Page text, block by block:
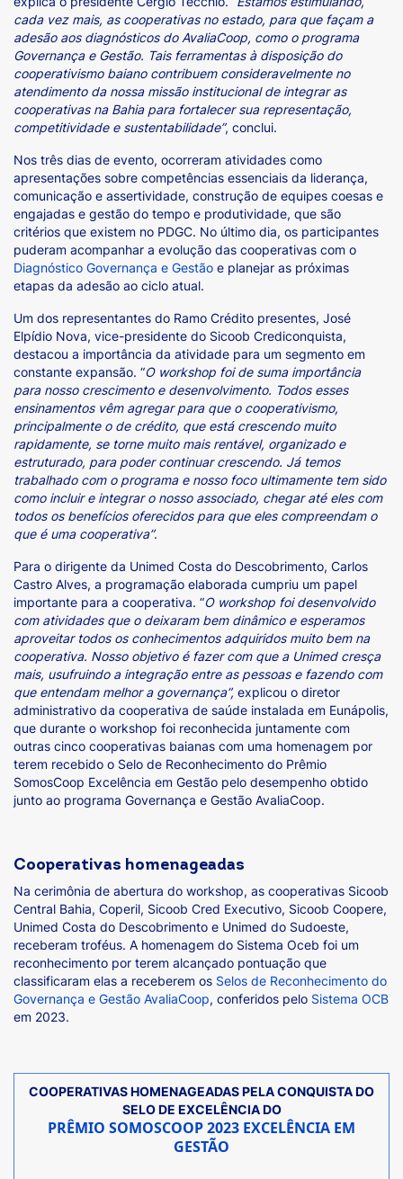
cada vez mais, as cooperativas no estado, para que façam a
adesão aos diagnósticos do AvaliaCoop, como o programa
Governança e Gestão. Tais ferramentas à disposição do
cooperativismo baiano contribuem consideravelmente no
atendimento da nossa missão institucional de integrar as
cooperativas na Bahia para fortalecer sua representação,
competitividade e sustentabilidade”, conclui.
Nos três dias de evento, ocorreram atividades como
apresentações sobre competências essenciais da liderança,
comunicação e assertividade, construção de equipes coesas e
engajadas e gestão do tempo e produtividade, que são
critérios que existem no PDGC. No último dia, os participantes
puderam acompanhar a evolução das cooperativas com o
Diagnóstico Governança e Gestão e planejar as próximas
etapas da adesão ao ciclo atual.
Um dos representantes do Ramo Crédito presentes, José
Elpídio Nova, vice-presidente do Sicoob Crediconquista,
destacou a importância da atividade para um segmento em
constante expansão. “O workshop foi de suma importância
para nosso crescimento e desenvolvimento. Todos esses
ensinamentos vêm agregar para que o cooperativismo,
principalmente o de crédito, que está crescendo muito
rapidamente, se torne muito mais rentável, organizado e
estruturado, para poder continuar crescendo. Já temos
trabalhado com o programa e nosso foco ultimamente tem sido
como incluir e integrar o nosso associado, chegar até eles com
todos os benefícios oferecidos para que eles compreendam o
que é uma cooperativa”.
Para o dirigente da Unimed Costa do Descobrimento, Carlos
Castro Alves, a programação elaborada cumpriu um papel
importante para a cooperativa. “O workshop foi desenvolvido
com atividades que o deixaram bem dinâmico e esperamos
aproveitar todos os conhecimentos adquiridos muito bem na
cooperativa. Nosso objetivo é fazer com que a Unimed cresça
mais, usufruindo a integração entre as pessoas e fazendo com
que entendam melhor a governança”, explicou o diretor
administrativo da cooperativa de saúde instalada em Eunápolis,
que durante o workshop foi reconhecida juntamente com
outras cinco cooperativas baianas com uma homenagem por
terem recebido o Selo de Reconhecimento do Prêmio
SomosCoop Excelência em Gestão pelo desempenho obtido
junto ao programa Governança e Gestão AvaliaCoop.
Cooperativas homenageadas
Na cerimônia de abertura do workshop, as cooperativas Sicoob
Central Bahia, Coperil, Sicoob Cred Executivo, Sicoob Coopere,
Unimed Costa do Descobrimento e Unimed do Sudoeste,
receberam troféus. A homenagem do Sistema Oceb foi um
reconhecimento por terem alcançado pontuação que
classificaram elas a receberem os Selos de Reconhecimento do
Governança e Gestão AvaliaCoop, conferidos pelo Sistema OCB
em 2023.
COOPERATIVAS HOMENAGEADAS PELA CONQUISTA DO
SELO DE EXCELÊNCIA DO
PRÊMIO SOMOSCOOP 2023 EXCELÊNCIA EM
GESTÃO